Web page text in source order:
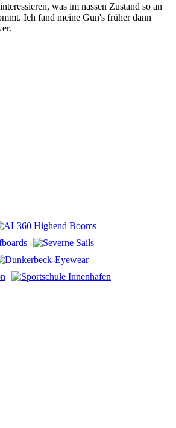
was im nassen Zustand so an
Ich fand meine Gun's früher dann